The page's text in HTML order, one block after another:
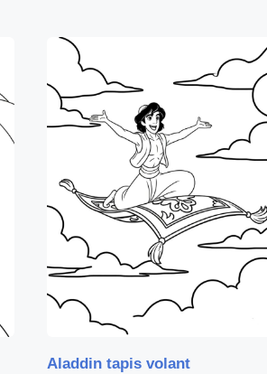
Aladdin tapis volant